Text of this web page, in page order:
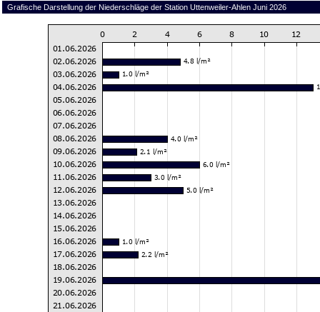
Grafische Darstellung der Niederschläge der Station Uttenweiler-Ahlen Juni 2026